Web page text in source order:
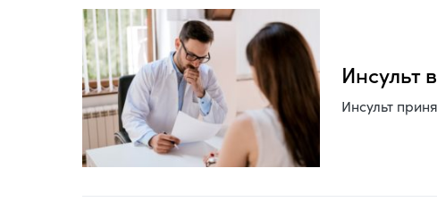
Инсульт
Инсульт